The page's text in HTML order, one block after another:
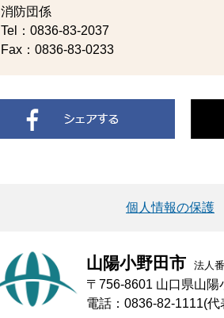
消防団係
Tel：0836-83-2037
Fax：0836-83-0233
個人情報の保護
山陽小野田市 法人
〒756-8601 山口県山
電話：0836-82-1111(代